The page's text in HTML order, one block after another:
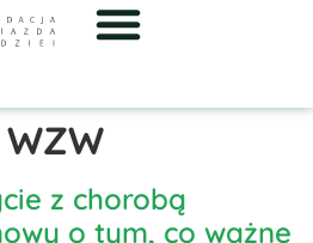
WZW
z chorobą
o tym, co ważne